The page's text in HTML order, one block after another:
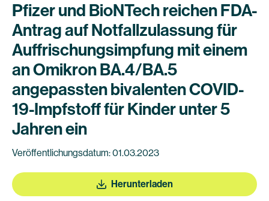
Pfizer und BioNTech reichen FDA-
Antrag auf Notfallzulassung für
Auffrischungsimpfung mit einem
an Omikron BA.4/BA.5
angepassten bivalenten COVID-
19-Impfstoff für Kinder unter 5
Jahren ein
Veröffentlichungsdatum: 01.03.2023
Herunterladen